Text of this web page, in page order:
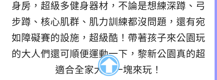
身房，超級多健身器材，不論是想練深蹲、弓
步蹲、核心肌群、肌力訓練都沒問題，還有宛
如障礙賽的設施，超級酷！帶著孩子來公園玩
的大人們還可順便運動一下，黎新公園真的超
適合全家大小一塊來玩！